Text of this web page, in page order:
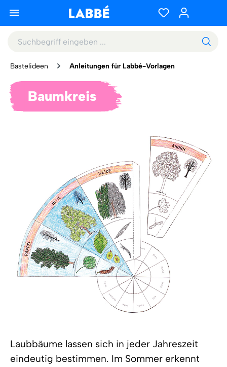
Bastelideen Anleitungen für Labbé-Vorlagen
Baumkreis
Laubbäume lassen sich in jeder Jahreszeit
eindeutig bestimmen. Im Sommer erkennt